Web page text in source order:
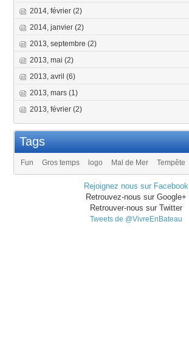
2014, février(2)
2014, janvier(2)
2013, septembre(2)
2013, mai(2)
2013, avril(6)
2013, mars(1)
2013, février(2)
Tags
Fun Gros temps logo Mal de Mer Tempête
Rejoignez nous sur Facebook
Retrouvez-nous sur Google+
Retrouver-nous sur Twitter
Tweets de @VivreEnBateau